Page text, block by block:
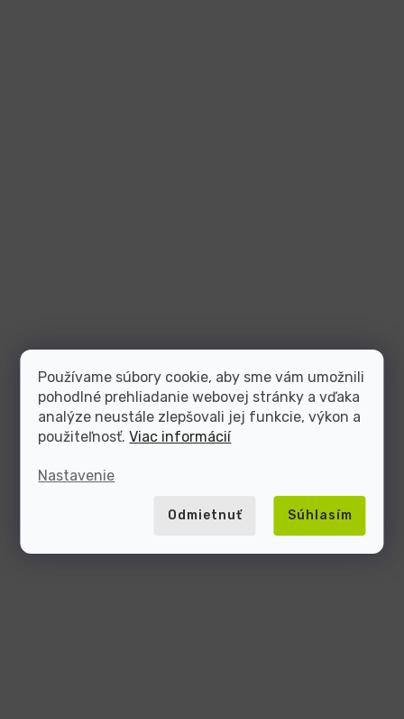
Používame súbory cookie, aby sme vám umožnili
pohodlné prehliadanie webovej stránky a vďaka
analýze neustále zlepšovali jej funkcie, výkon a
použiteľnosť.Viac informácií
Nastavenie
Odmietnuť Súhlasím